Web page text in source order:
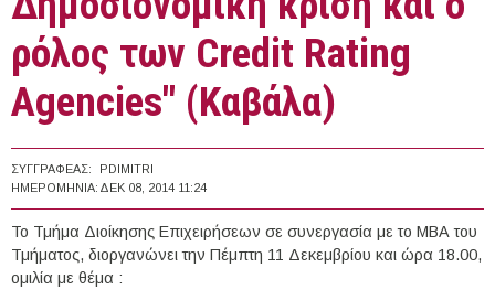
ρόλος των Credit Rating
Agencies" (Καβάλα)
ΣΥΓΓΡΑΦΈΑΣ:
PDIMITRI
ΗΜΕΡΟΜΗΝΊΑ: ΔΕΚ 08, 2014 11:24
Το Τμήμα Διοίκησης Επιχειρήσεων σε συνεργασία με το ΜΒΑ του
Τμήματος, διοργανώνει την Πέμπτη 11 Δεκεμβρίου και ώρα 18.00,
ομιλία με θέμα :